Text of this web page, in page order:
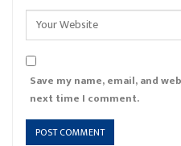
Save my name, email, and
next time I comment.